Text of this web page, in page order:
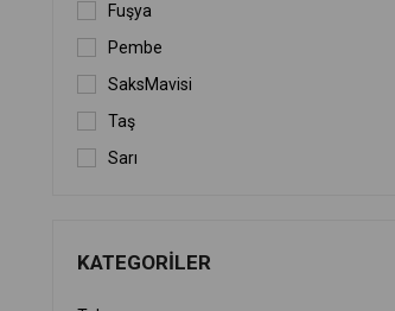
Fuşya
Pembe
SaksMavisi
Taş
Sarı
Gri
KATEGORILER